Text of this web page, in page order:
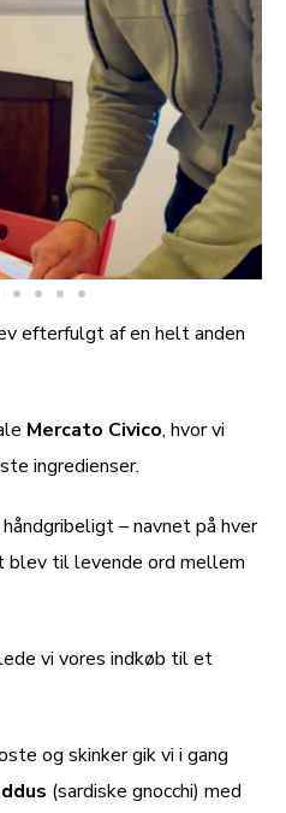
efterfulgt af en helt anden
Mercato Civico, hvor vi
ingredienser.
– navnet på hver
blev til levende ord mellem
vi vores indkøb til et
og skinker gik vi i gang
(sardiske gnocchi) med